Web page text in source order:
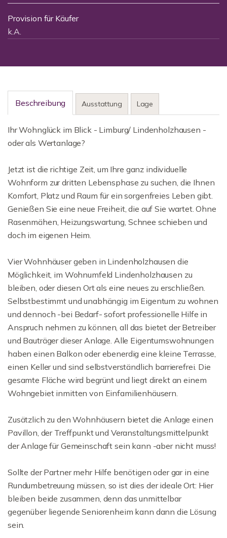
Provision für Käufer
k.A.
Beschreibung Ausstattung Lage
Ihr Wohnglück im Blick - Limburg/ Lindenholzhausen -
oder als Wertanlage?
Jetzt ist die richtige Zeit, um Ihre ganz individuelle
Wohnform zur dritten Lebensphase zu suchen, die Ihnen
Komfort, Platz und Raum für ein sorgenfreies Leben gibt.
Genießen Sie eine neue Freiheit, die auf Sie wartet. Ohne
Rasenmähen, Heizungswartung, Schnee schieben und
doch im eigenen Heim.
Vier Wohnhäuser geben in Lindenholzhausen die
Möglichkeit, im Wohnumfeld Lindenholzhausen zu
bleiben, oder diesen Ort als eine neues zu erschließen.
Selbstbestimmt und unabhängig im Eigentum zu wohnen
und dennoch -bei Bedarf- sofort professionelle Hilfe in
Anspruch nehmen zu können, all das bietet der Betreiber
und Bauträger dieser Anlage. Alle Eigentumswohnungen
haben einen Balkon oder ebenerdig eine kleine Terrasse,
einen Keller und sind selbstverständlich barrierefrei. Die
gesamte Fläche wird begrünt und liegt direkt an einem
Wohngebiet inmitten von Einfamilienhäusern.
Zusätzlich zu den Wohnhäusern bietet die Anlage einen
Pavillon, der Treffpunkt und Veranstaltungsmittelpunkt
der Anlage für Gemeinschaft sein kann -aber nicht muss!
Sollte der Partner mehr Hilfe benötigen oder gar in eine
Rundumbetreuung müssen, so ist dies der ideale Ort: Hier
bleiben beide zusammen, denn das unmittelbar
gegenüber liegende Seniorenheim kann dann die Lösung
sein.